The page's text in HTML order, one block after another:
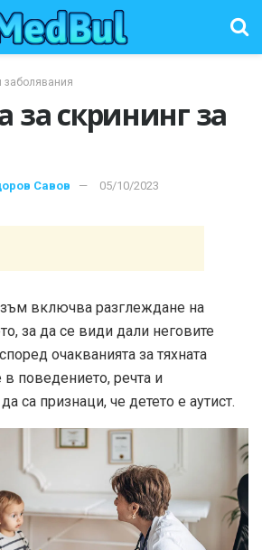
заболявания
за скрининг за
Савов 05/10/2023
включва разглеждане на
за да се види дали неговите
очакванията за тяхната
в поведението, речта и
са признаци, че детето е аутист.